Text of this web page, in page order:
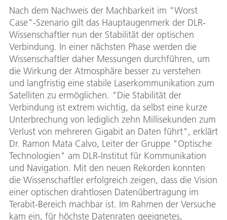
Nach dem Nachweis der Machbarkeit im "Worst
Case"-Szenario gilt das Hauptaugenmerk der DLR-
Wissenschaftler nun der Stabilität der optischen
Verbindung. In einer nächsten Phase werden die
Wissenschaftler daher Messungen durchführen, um
die Wirkung der Atmosphäre besser zu verstehen
und langfristig eine stabile Laserkommunikation zum
Satelliten zu ermöglichen. "Die Stabilität der
Verbindung ist extrem wichtig, da selbst eine kurze
Unterbrechung von lediglich zehn Millisekunden zum
Verlust von mehreren Gigabit an Daten führt", erklärt
Dr. Ramon Mata Calvo, Leiter der Gruppe "Optische
Technologien" am DLR-Institut für Kommunikation
und Navigation. Mit den neuen Rekorden konnten
die Wissenschaftler erfolgreich zeigen, dass die Vision
einer optischen drahtlosen Datenübertragung im
Terabit-Bereich machbar ist. Im Rahmen der Versuche
kam ein, für höchste Datenraten geeignetes,